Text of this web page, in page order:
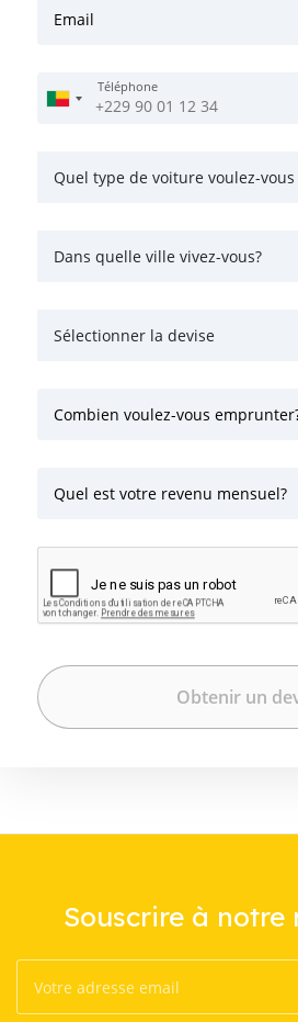
Email
Téléphone
Quel type de voiture voulez-vous
Dans quelle ville vivez-vous?
Sélectionner la devise
Combien voulez-vous
Quel est votre revenu mensuel?
Souscrire à notre